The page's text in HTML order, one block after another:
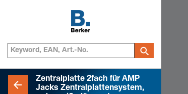
Zentralplatte 2fach für AMP
Jacks Zentralplattensystem,